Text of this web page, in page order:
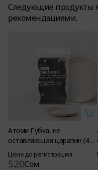
Следующие продукты
рекомендациями.
Атоми Губка, не
оставляющая царапин (4
шт.)
Цена до регистрации
520Сом